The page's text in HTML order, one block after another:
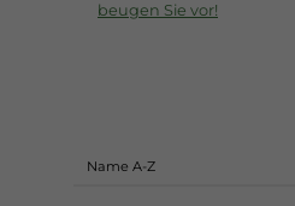
beugen Sie vor!